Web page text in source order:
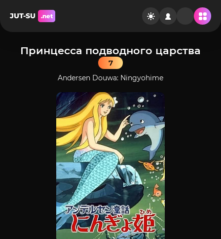
JUT-SU .net
Принцесса подводного царства
7
Andersen Douwa: Ningyohime